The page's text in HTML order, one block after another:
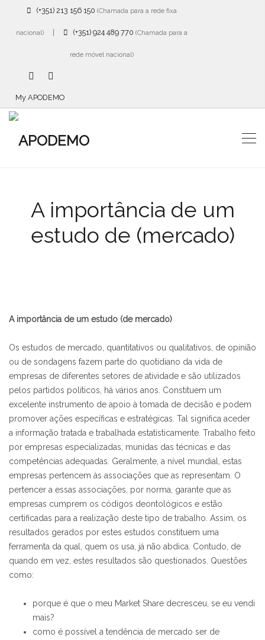
(+351) 213 156 150 (Chamada para a rede fixa
nacional)| (+351) 924 489 770 (Chamada para a
rede móvel nacional)
My APODEMO
A importância de um
estudo de (mercado)
A importância de um estudo (de mercado)
Os estudos de mercado, quantitativos ou qualitativos, de opinião
ou de sondagens fazem parte do quotidiano da vida de
empresas de diferentes setores de atividade e são utilizados
pelos partidos políticos, há vários anos. Constituem um
excelente instrumento de apoio à tomada de decisão e podem
promover ações específicas e estratégicas. Tal significa aceder
a informação tratada e trabalhada estatisticamente. Trabalho feito
por empresas especializadas, munidas das técnicas e das
competências adequadas. Geralmente, a nível mundial, estas
empresas pertencem às associações que as representam. O
pertencer a essas associações, por norma, garante que as
empresas cumprem os códigos deontológicos e estão
certificadas para a realização deste tipo de trabalho. Assim, os
resultados gerados por estes estudos constituem uma
ferramenta da qual, quem os usa, já não abdica. Contudo, de
quando em vez, estes resultados são questionados. Questões
como:
porque é que o meu Market Share decresceu, se eu vendi
mais?
como é possível a tendência de mercado ser de